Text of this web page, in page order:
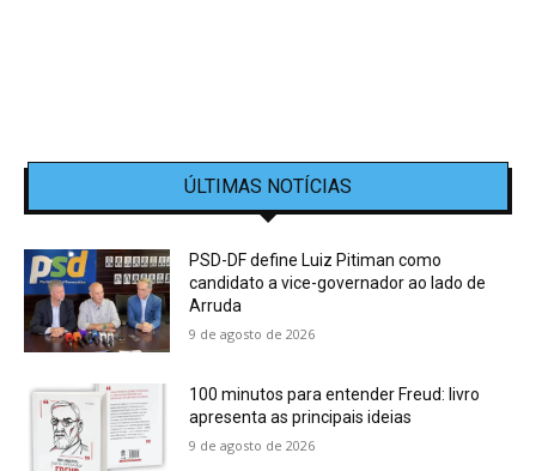
ÚLTIMAS NOTÍCIAS
PSD-DF define Luiz Pitiman como
candidato a vice-governador ao lado de
Arruda
9 de agosto de 2026
100 minutos para entender Freud: livro
apresenta as principais ideias
9 de agosto de 2026